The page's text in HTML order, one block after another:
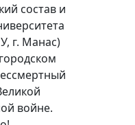
состав и
г. Манас)
войне.